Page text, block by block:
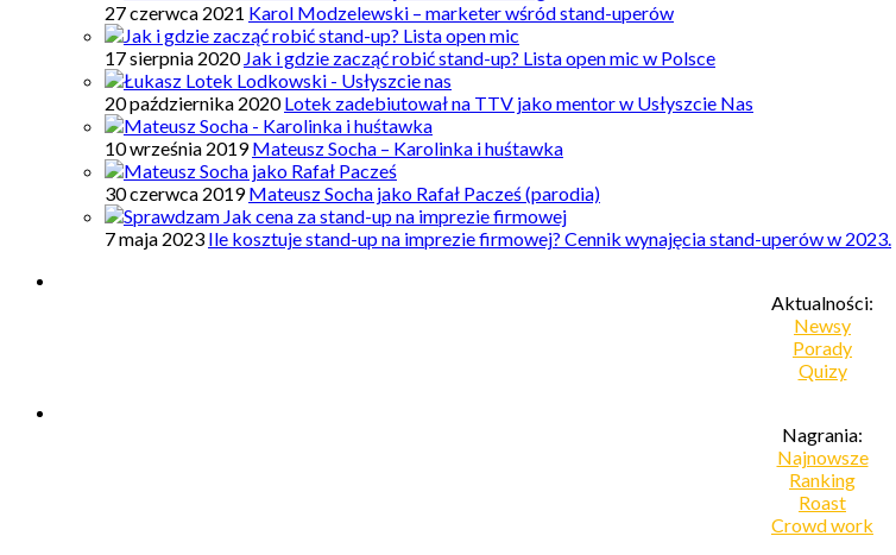
27 czerwca 2021 Karol Modzelewski – marketer wśród stand-uperów
17 sierpnia 2020 Jak i gdzie zacząć robić stand-up? Lista open mic w Polsce
20 października 2020 Lotek zadebiutował na TTV jako mentor w Usłyszcie Nas
10 września 2019 Mateusz Socha – Karolinka i huśtawka
30 czerwca 2019 Mateusz Socha jako Rafał Pacześ (parodia)
7 maja 2023 Ile kosztuje stand-up na imprezie firmowej? Cennik wynajęcia stand-uperów w 2023.
Aktualności:
Newsy
Porady
Quizy
Nagrania:
Najnowsze
Ranking
Roast
Crowd work